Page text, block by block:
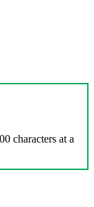
characters at a